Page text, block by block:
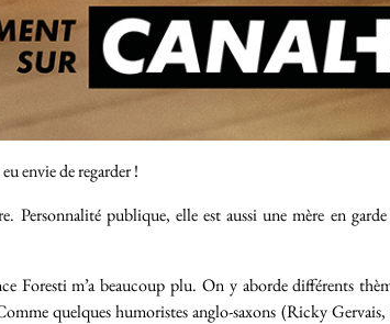
envie de regarder !
Personnalité publique, elle est aussi une mère en
Foresti m’a beaucoup plu. On y aborde différents
quelques humoristes anglo-saxons (Ricky